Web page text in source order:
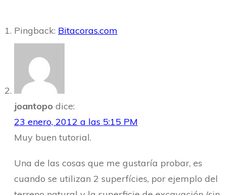
Pingback: Bitacoras.com
joantopo dice:
23 enero, 2012 a las 5:15 PM
Muy buen tutorial.
Una de las cosas que me gustaría probar, es
cuando se utilizan 2 superfícies, por ejemplo del